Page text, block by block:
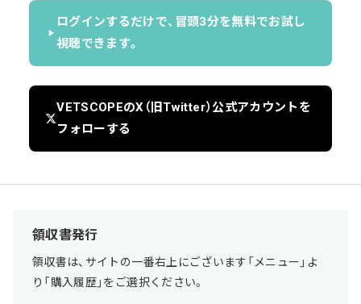
ログインするだけで、冒頭3分を無料でお試し
視聴できます。
VETSCOPEのX（旧Twitter）公式アカウントを
フォローする
領収書発行
領収書は、サイトの一番右上にございます「メニュー」よ
り「購入履歴」をご選択ください。